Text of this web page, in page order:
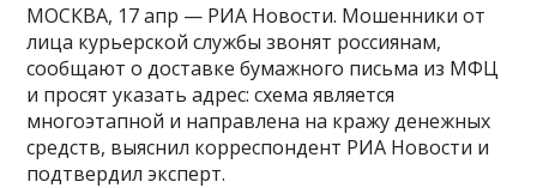
МОСКВА, 17 апр — РИА Новости. Мошенники от
лица курьерской службы звонят россиянам,
сообщают о доставке бумажного письма из МФЦ
и просят указать адрес: схема является
многоэтапной и направлена на кражу денежных
средств, выяснил корреспондент РИА Новости и
подтвердил эксперт.